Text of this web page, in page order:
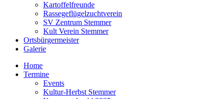
Kartoffelfreunde
Rassegeflügelzuchtverein
SV Zentrum Stemmer
Kult Verein Stemmer
Ortsbürgermeister
Galerie
Home
Termine
Events
Kultur-Herbst Stemmer